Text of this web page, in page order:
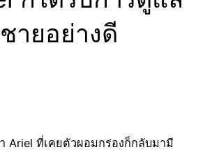
ายอย่างดี
Ariel ที่เคยตัวผอมกร่องก็กลับมามี